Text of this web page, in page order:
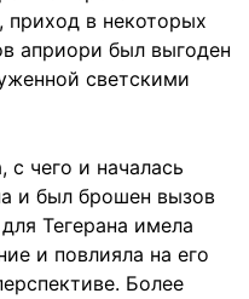
приход в некоторых
априори был выгоден
светскими
с чего и началась
и был брошен вызов
Тегерана имела
и повлияла на его
Более